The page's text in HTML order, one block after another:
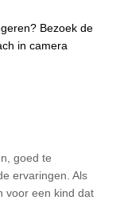
goed te
ervaringen. Als
voor een kind dat
geen
onze